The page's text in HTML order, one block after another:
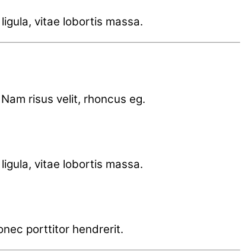
vitae lobortis massa.
risus velit, rhoncus eg.
vitae lobortis massa.
porttitor hendrerit.